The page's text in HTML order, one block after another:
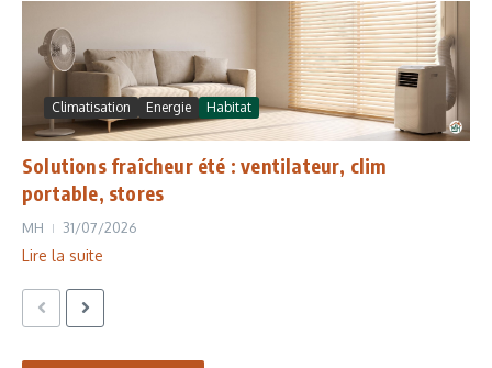
Climatisation Energie Habitat
Solutions fraîcheur été : ventilateur, clim
portable, stores
MH 31/07/2026
Lire la suite